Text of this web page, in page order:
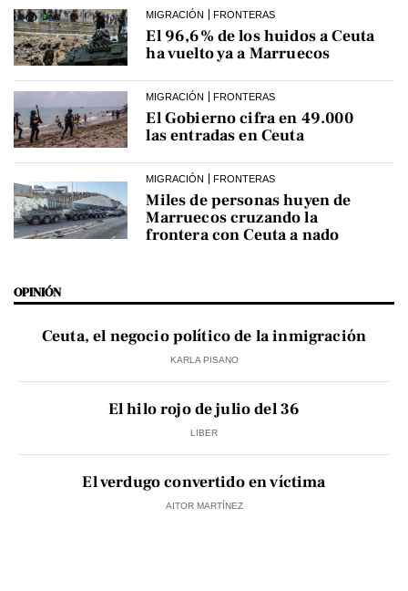
MIGRACIÓN FRONTERAS
El 96,6% de los huidos a Ceuta
ha vuelto ya a Marruecos
MIGRACIÓN FRONTERAS
El Gobierno cifra en 49.000
las entradas en Ceuta
MIGRACIÓN FRONTERAS
Miles de personas huyen de
Marruecos cruzando la
frontera con Ceuta a nado
OPINIÓN
Ceuta, el negocio político de la inmigración
KARLA PISANO
El hilo rojo de julio del 36
LIBER
El verdugo convertido en víctima
AITOR MARTÍNEZ